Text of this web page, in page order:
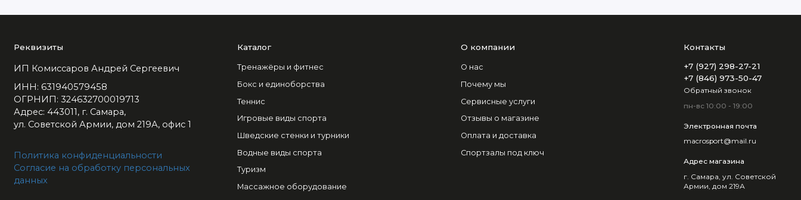
Реквизиты
ИП Комиссаров Андрей Сергеевич
ИНН: 631940579458
ОГРНИП: 324632700019713
Адрес: 443011, г. Самара,
ул. Советской Армии, дом 219А, офис 1
Политика конфиденциальности
Согласие на обработку персональных
данных
Каталог
Тренажёры и фитнес
Бокс и единоборства
Теннис
Игровые виды спорта
Шведские стенки и турники
Водные виды спорта
Туризм
Массажное оборудование
О компании
О нас
Почему мы
Сервисные услуги
Отзывы о магазине
Оплата и доставка
Спортзалы под ключ
Контакты
+7 (927) 298-27-21
+7 (846) 973-50-47
Обратный звонок
пн-вс 10:00 - 19:00
Электронная почта
macrosport@mail.ru
Адрес магазина
г. Самара, ул. Советской
Армии, дом 219А